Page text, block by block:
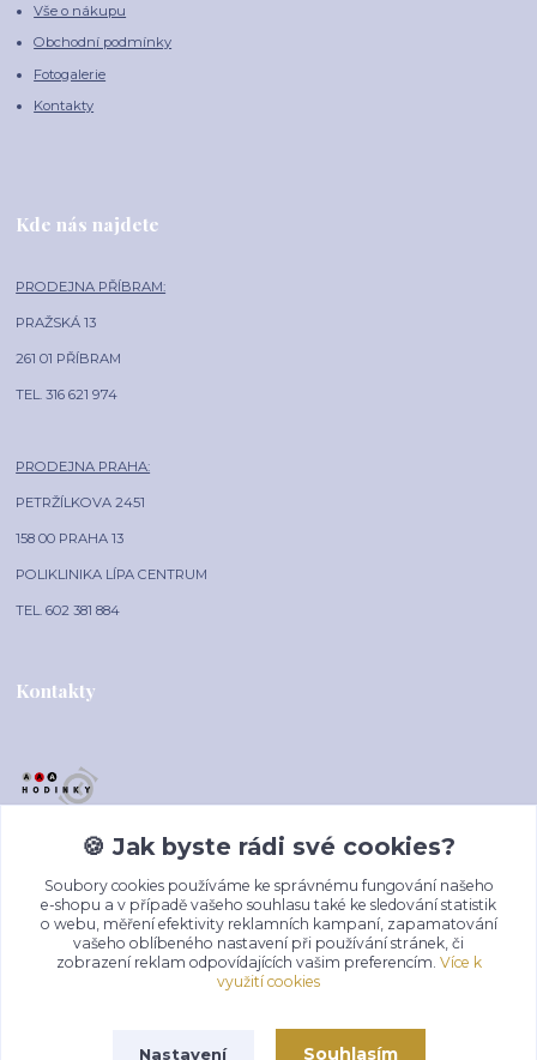
Vše o nákupu
Obchodní podmínky
Fotogalerie
Kontakty
Kde nás najdete
PRODEJNA PŘÍBRAM:
PRAŽSKÁ 13
261 01 PŘÍBRAM
TEL. 316 621 974
PRODEJNA PRAHA:
PETRŽÍLKOVA 2451
158 00 PRAHA 13
POLIKLINIKA LÍPA CENTRUM
TEL. 602 381 884
Kontakty
AAA-HODINKY.CZ
+420 602 381 884
(Po-Pá, 10-16 hod.)
prodej@aaa-hodinky.cz
🍪 Jak byste rádi své cookies?
Soubory cookies používáme ke správnému fungování našeho
e-shopu a v případě vašeho souhlasu také ke sledování statistik
o webu, měření efektivity reklamních kampaní, zapamatování
vašeho oblíbeného nastavení při používání stránek, či
zobrazení reklam odpovídajících vašim preferencím. Více k
využití cookies
Nastavení Souhlasím